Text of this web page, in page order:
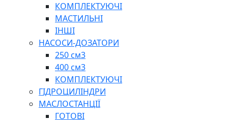
КОМПЛЕКТУЮЧІ
МАСТИЛЬНІ
ІНШІ
НАСОСИ-ДОЗАТОРИ
250 см3
400 см3
КОМПЛЕКТУЮЧІ
ГІДРОЦИЛІНДРИ
МАСЛОСТАНЦІЇ
ГОТОВІ